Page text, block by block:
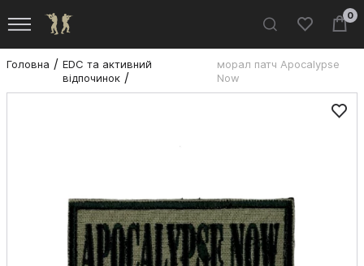
0
Головна
EDC та активний
відпочинок
морал патч Apocalypse
Now